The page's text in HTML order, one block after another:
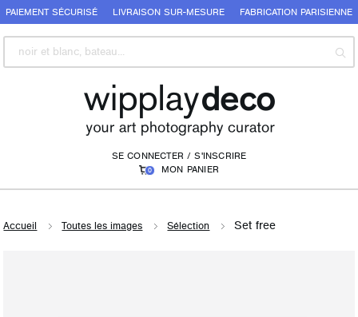
PAIEMENT SÉCURISÉ LIVRAISON SUR-MESURE FABRICATION PARISIENNE
SE CONNECTER / S'INSCRIRE
0 MON PANIER
Accueil Toutes les images Sélection Set free